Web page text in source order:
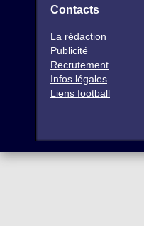
Contacts
La rédaction
Publicité
Recrutement
Infos légales
Liens football